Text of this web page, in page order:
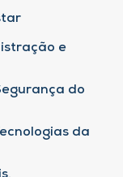
e
do
da